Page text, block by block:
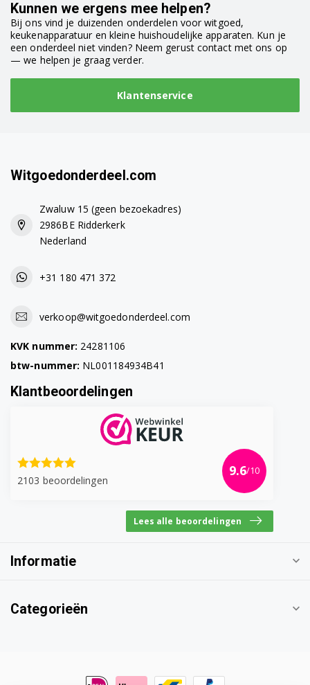
Kunnen we ergens mee helpen?
Bij ons vind je duizenden onderdelen voor witgoed,
keukenapparatuur en kleine huishoudelijke apparaten. Kun je
een onderdeel niet vinden? Neem gerust contact met ons op
— we helpen je graag verder.
Klantenservice
Witgoedonderdeel.com
Zwaluw 15 (geen bezoekadres)
2986BE Ridderkerk
Nederland
+31 180 471 372
verkoop@witgoedonderdeel.com
KVK nummer: 24281106
btw-nummer: NL001184934B41
Klantbeoordelingen
2103 beoordelingen
9.6/10
Lees alle beoordelingen
Informatie
Categorieën